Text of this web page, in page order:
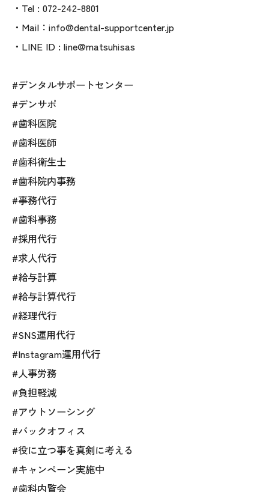
・Tel : 072-242-8801
・Mail：info@dental-supportcenter.jp
・LINE ID : line@matsuhisas
#デンタルサポートセンター
#デンサポ
#歯科医院
#歯科医師
#歯科衛生士
#歯科院内事務
#事務代行
#歯科事務
#採用代行
#求人代行
#給与計算
#給与計算代行
#経理代行
#SNS運用代行
#Instagram運用代行
#人事労務
#負担軽減
#アウトソーシング
#バックオフィス
#役に立つ事を真剣に考える
#キャンペーン実施中
#歯科内覧会